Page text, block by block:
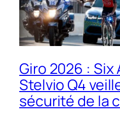
Giro 2026 : Six
Stelvio Q4
sécurité de la